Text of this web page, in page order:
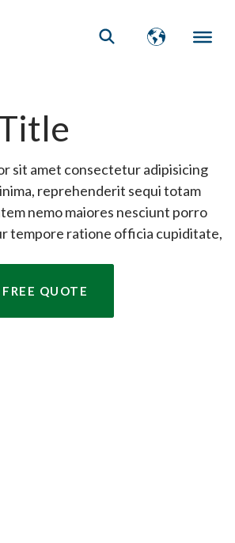
sit amet consectetur adipisicing
reprehenderit sequi totam
nemo maiores nesciunt porro
tempore ratione officia cupiditate,
QUOTE